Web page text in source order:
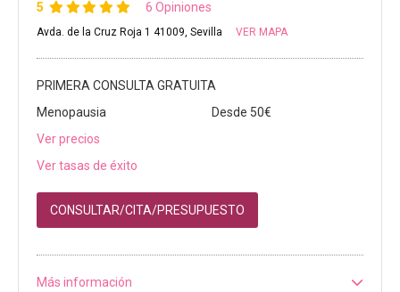
5 6 Opiniones
Avda. de la Cruz Roja 1 41009, Sevilla VER MAPA
PRIMERA CONSULTA GRATUITA
Menopausia
Desde 50€
Ver precios
Ver tasas de éxito
CONSULTAR/CITA/PRESUPUESTO
Más información